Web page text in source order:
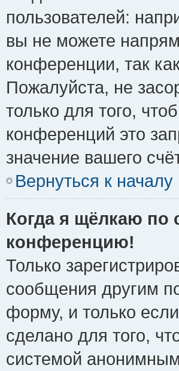
пользователей:
вы не можете
конференции, так
Пожалуйста, не
только для того,
конференций это
значение вашего
Вернуться к началу
Когда я щёлкаю по
конференцию!
Только
сообщения другим
форму, и только
сделано для того,
системой